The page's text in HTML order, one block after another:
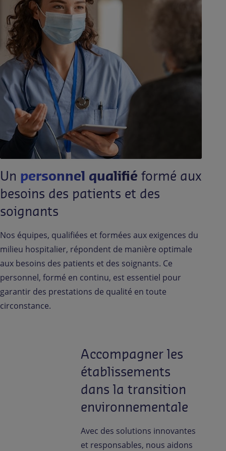
Un personnel qualifié formé aux
besoins des patients et des
soignants
Nos équipes, qualifiées et formées aux exigences du
milieu hospitalier, répondent de manière optimale
aux besoins des patients et des soignants. Ce
personnel, formé en continu, est essentiel pour
garantir des prestations de qualité en toute
circonstance.
Accompagner les
établissements
dans la transition
environnementale
Avec des solutions innovantes
et responsables, nous aidons